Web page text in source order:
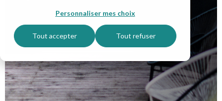
Personnaliser mes choix
Tout accepter Tout refuser